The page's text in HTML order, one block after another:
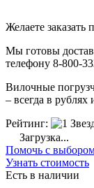
Желаете заказать
Мы готовы
телефону 8-800-
Вилочные
– всегда в
Рейтинг:
Загрузка...
Помочь с
Узнать стоимость
Есть в наличии